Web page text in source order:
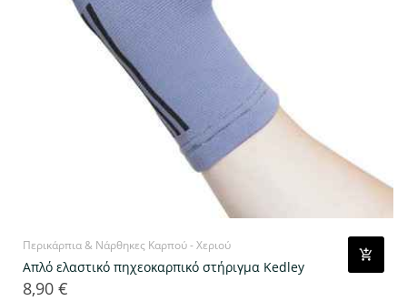
Περικάρπια & Νάρθηκες Καρπού - Χεριού
Απλό ελαστικό πηχεοκαρπικό στήριγμα Kedley
Τιμή
8,90 €